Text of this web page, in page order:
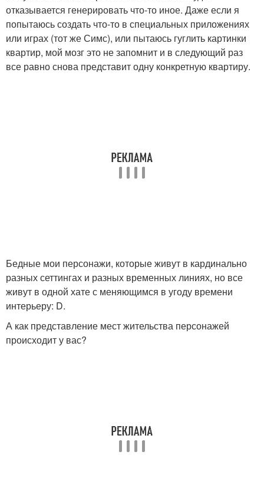
отказывается генерировать что-то иное. Даже если я
попытаюсь создать что-то в специальных приложениях
или играх (тот же Симс), или пытаюсь гуглить картинки
квартир, мой мозг это не запомнит и в следующий раз
все равно снова представит одну конкретную квартиру.
Бедные мои персонажи, которые живут в кардинально
разных сеттингах и разных временных линиях, но все
живут в одной хате с меняющимся в угоду времени
интерьеру: D.
А как представление мест жительства персонажей
происходит у вас?